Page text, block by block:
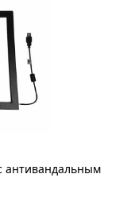
антивандальным